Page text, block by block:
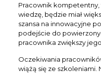
Pracownik kompetentny,
wiedzę, będzie miał
szansa na innowacyjne
podejście do
pracownika zwiększy
Oczekiwania
wiążą się ze szkoleniami.